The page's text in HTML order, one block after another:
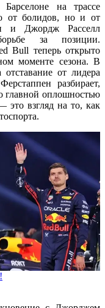
на трассе
от болидов, но и от
и Джордж Расселл
за позиции.
Bull теперь открыто
моменте сезона. В
от лидера
разбирает,
главной оплошностью
это взгляд на то, как